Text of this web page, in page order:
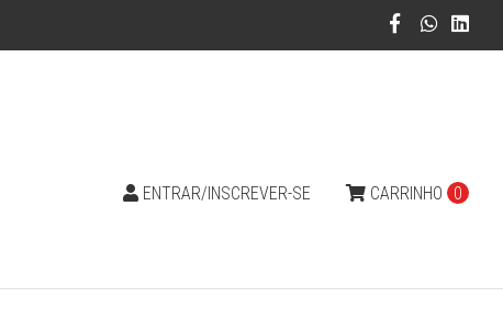
CARRINHO 0
ENTRAR/INSCREVER-SE